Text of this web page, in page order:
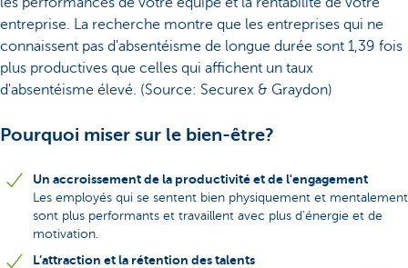
entreprise. La recherche montre que les entreprises qui ne
connaissent pas d'absentéisme de longue durée sont 1,39 fois
plus productives que celles qui affichent un taux
d'absentéisme élevé. (Source: Securex & Graydon)
Pourquoi miser sur le bien-être?
Un accroissement de la productivité et de l'engagement
Les employés qui se sentent bien physiquement et mentalement
sont plus performants et travaillent avec plus d'énergie et de
motivation.
L’attraction et la rétention des talents